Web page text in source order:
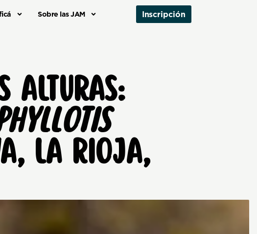
Sobre las JAM Inscripción
ALTURAS:
LA RIOJA,